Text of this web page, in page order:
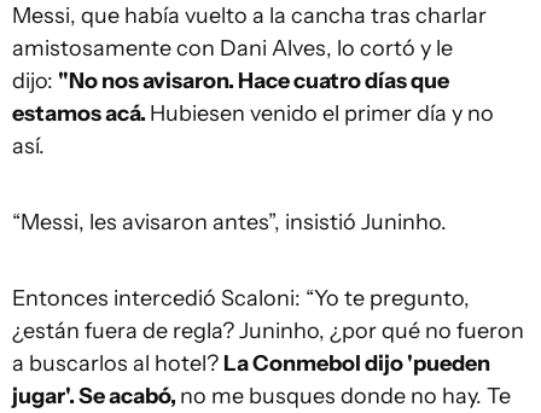
Messi, que había vuelto a la cancha tras charlar
amistosamente con Dani Alves, lo cortó y le
dijo: "No nos avisaron. Hace cuatro días que
estamos acá. Hubiesen venido el primer día y no
así.
“Messi, les avisaron antes”, insistió Juninho.
Entonces intercedió Scaloni: “Yo te pregunto,
¿están fuera de regla? Juninho, ¿por qué no fueron
a buscarlos al hotel? La Conmebol dijo 'pueden
jugar'. Se acabó, no me busques donde no hay. Te